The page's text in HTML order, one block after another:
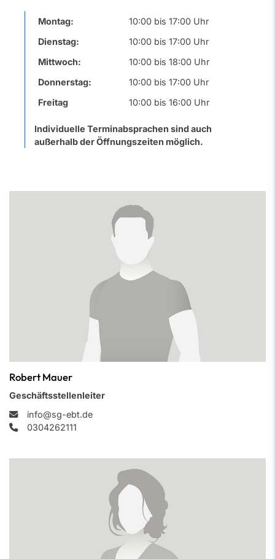
Montag:
10:00 bis 17:00 Uhr
Dienstag:
10:00 bis 17:00 Uhr
Mittwoch:
10:00 bis 18:00 Uhr
Donnerstag:
10:00 bis 17:00 Uhr
Freitag
10:00 bis 16:00 Uhr
Individuelle Terminabsprachen sind auch
außerhalb der Öffnungszeiten möglich.
Robert Mauer
Geschäftsstellenleiter
info@sg-ebt.de
0304262111